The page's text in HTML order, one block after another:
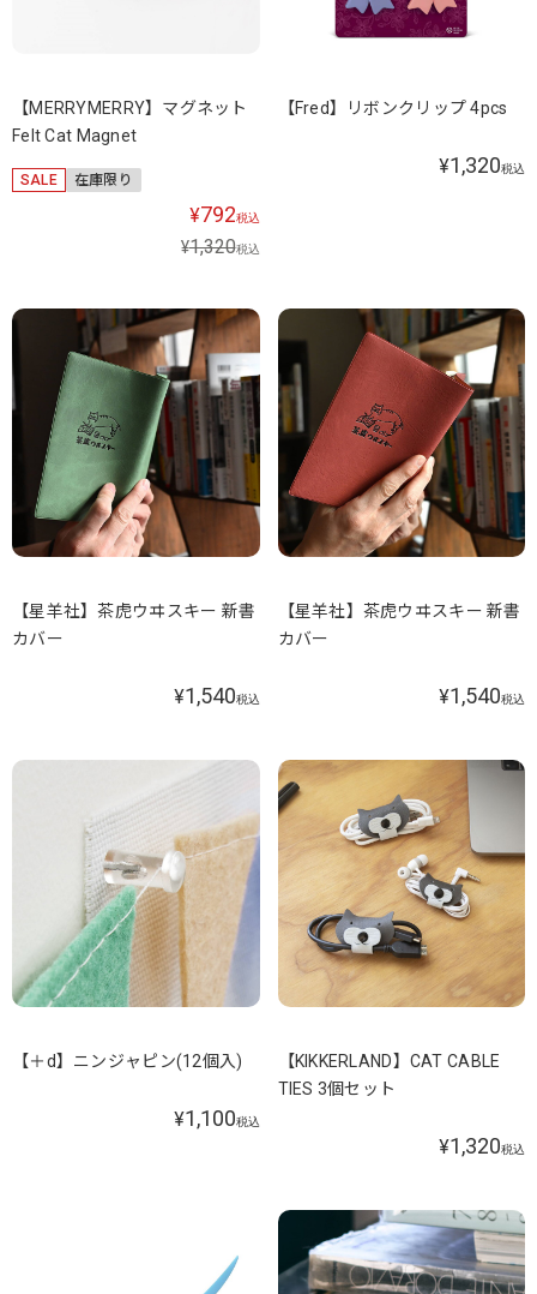
【MERRYMERRY】マグネット
Felt Cat Magnet
SALE 在庫限り
¥792税込
¥1,320税込
【Fred】リボンクリップ 4pcs
¥1,320税込
【星羊社】茶虎ウヰスキー 新書
カバー
¥1,540税込
【星羊社】茶虎ウヰスキー 新書
カバー
¥1,540税込
【＋d】ニンジャピン(12個入)
¥1,100税込
【KIKKERLAND】CAT CABLE
TIES 3個セット
¥1,320税込